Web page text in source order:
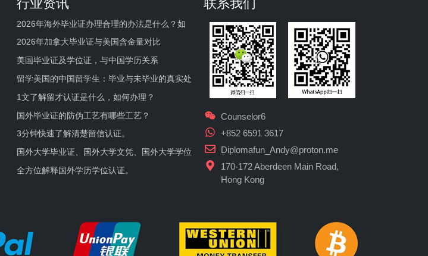
行业资讯
2026年海外毕业证办理合理的办法是什么？如
2026年加拿大毕业证与美国含金量对比
美国毕业证及学位证，与中国学历关系
留学美国的中国留学生：毕业与未毕业的真实处
1文了解留才认证是什么，如何办理？
国外毕业证的防伪工艺有哪些工艺？
3分钟快速了解清楚留信认证。
国外大学毕业证、国外大学文凭、国外大学学位
全方位解释国外学历学位认证。
联系我们
Counselor6
+852 6591 3617
Diplomafun_Andy@proton.me
170-172 Aberdeen Main Road,
Hong Kong